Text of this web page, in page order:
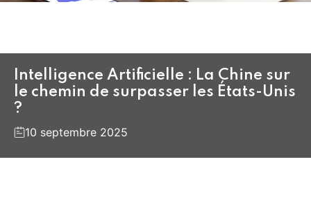
Intelligence Artificielle : La Chine sur
le chemin de surpasser les États-Unis
?
10 septembre 2025